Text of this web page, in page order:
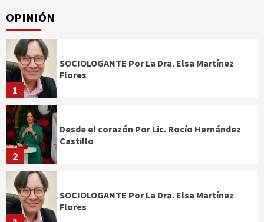
OPINIÓN
1
SOCIOLOGANTE Por La Dra. Elsa Martínez
Flores
2
Desde el corazón Por Lic. Rocío Hernández
Castillo
SOCIOLOGANTE Por La Dra. Elsa Martínez
Flores